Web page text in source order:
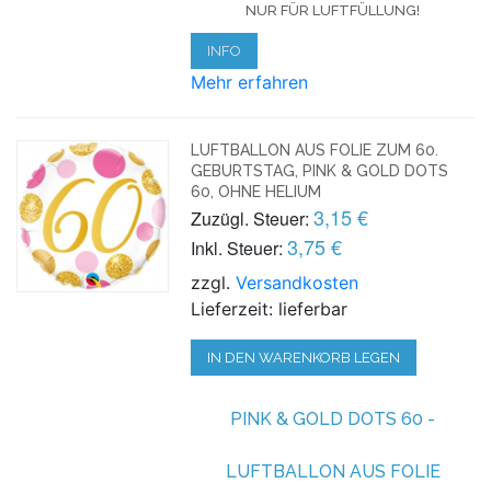
NUR FÜR LUFTFÜLLUNG!
INFO
Mehr erfahren
LUFTBALLON AUS FOLIE ZUM 60.
GEBURTSTAG, PINK & GOLD DOTS
60, OHNE HELIUM
Zuzügl. Steuer: 3,15 €
Inkl. Steuer: 3,75 €
zzgl.Versandkosten
Lieferzeit: lieferbar
IN DEN WARENKORB LEGEN
PINK & GOLD DOTS 60 -
LUFTBALLON AUS FOLIE